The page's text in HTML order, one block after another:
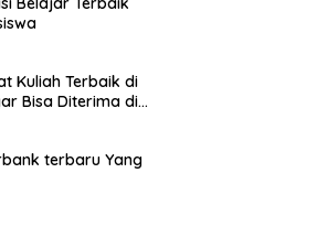
Kepemimpinan
Kuliah Terbaik di
Bisa Diterima di
terbaru Yang